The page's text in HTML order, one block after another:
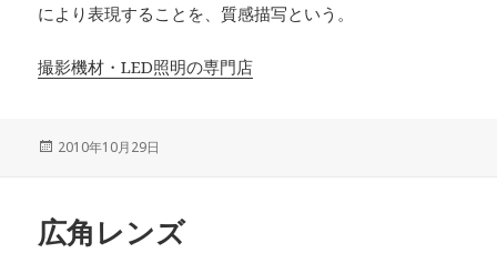
により表現することを、質感描写という。
撮影機材・LED照明の専門店
投
2010年10月29日
広角レンズ